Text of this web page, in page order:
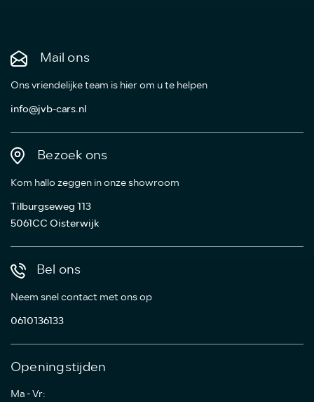
Mail ons
Ons vriendelijke team is hier om u te helpen
info@jvb-cars.nl
Bezoek ons
Kom hallo zeggen in onze showroom
Tilburgseweg 113
5061CC Oisterwijk
Bel ons
Neem snel contact met ons op
0610136133
Openingstijden
Ma - Vr: